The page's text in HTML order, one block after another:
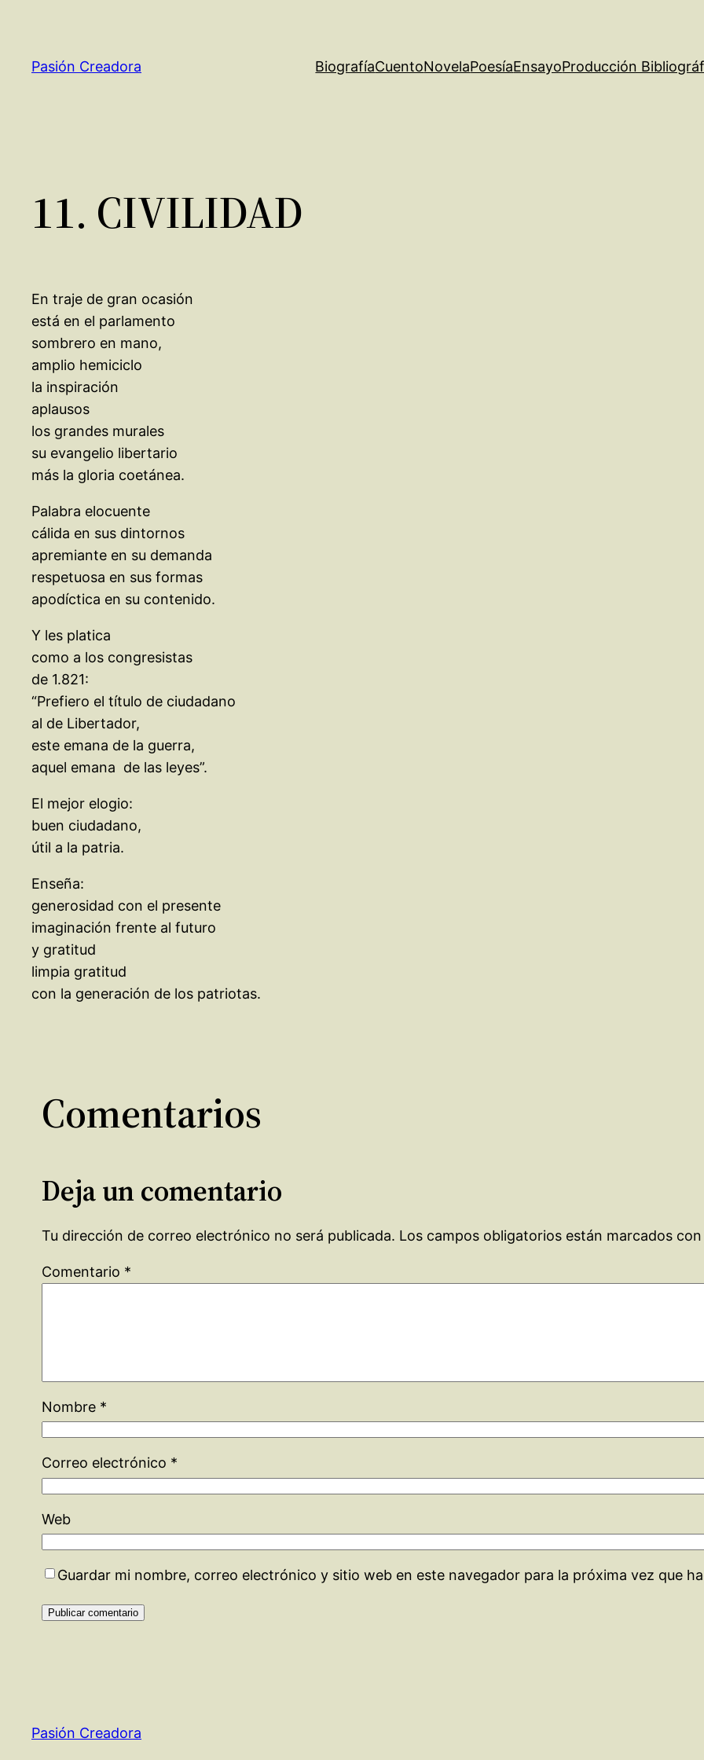
contenido
Pasión Creadora BiografíaCuentoNovelaPoesíaEnsayoProducción
11. CIVILIDAD
En traje de gran ocasión
está en el parlamento
sombrero en mano,
amplio hemiciclo
la inspiración
aplausos
los grandes murales
su evangelio libertario
más la gloria coetánea.
Palabra elocuente
cálida en sus dintornos
apremiante en su demanda
respetuosa en sus formas
apodíctica en su contenido.
Y les platica
como a los congresistas
de 1.821:
“Prefiero el título de ciudadano
al de Libertador,
este emana de la guerra,
aquel emana de las leyes”.
El mejor elogio:
buen ciudadano,
útil a la patria.
Enseña:
generosidad con el presente
imaginación frente al futuro
y gratitud
limpia gratitud
con la generación de los patriotas.
Comentarios
Deja un comentario
Tu dirección de correo electrónico no será publicada. Los campos obligatorios están marcados
Comentario *
Nombre *
Correo electrónico *
Web
Guardar mi nombre, correo electrónico y sitio web en este navegador para la próxima vez que
Pasión Creadora